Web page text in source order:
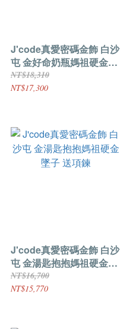
J'code真愛密碼金飾 白沙
屯 金好命奶瓶媽祖硬金墜
子 送項鍊
NT$18,310
NT$17,300
J'code真愛密碼金飾 白沙
屯 金湯匙抱抱媽祖硬金墜
子 送項鍊
NT$16,700
NT$15,770